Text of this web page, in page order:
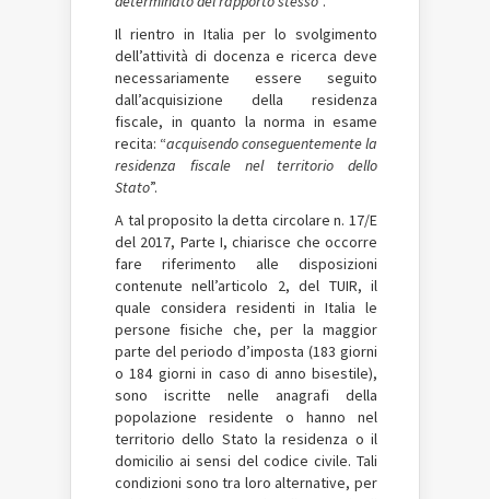
Il rientro in Italia per lo svolgimento
dell’attività di docenza e ricerca deve
necessariamente essere seguito
dall’acquisizione della residenza
fiscale, in quanto la norma in esame
recita: “acquisendo conseguentemente la
residenza fiscale nel territorio dello
Stato”.
A tal proposito la detta circolare n. 17/E
del 2017, Parte I, chiarisce che occorre
fare riferimento alle disposizioni
contenute nell’articolo 2, del TUIR, il
quale considera residenti in Italia le
persone fisiche che, per la maggior
parte del periodo d’imposta (183 giorni
o 184 giorni in caso di anno bisestile),
sono iscritte nelle anagrafi della
popolazione residente o hanno nel
territorio dello Stato la residenza o il
domicilio ai sensi del codice civile. Tali
condizioni sono tra loro alternative, per